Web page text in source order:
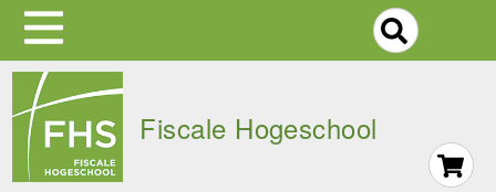
Skip
main
navigation
Fiscale Hogeschool